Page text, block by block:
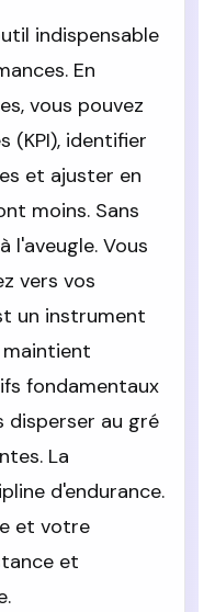
indispensable
En
vous pouvez
(KPI), identifier
et ajuster en
moins. Sans
l'aveugle. Vous
vers vos
un instrument
maintient
fondamentaux
disperser au gré
La
d'endurance.
et votre
et